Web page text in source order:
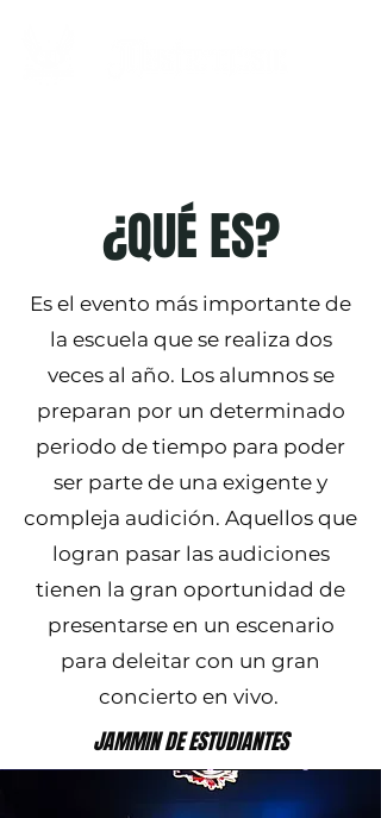
¿QUÉ ES?
Es el evento más importante de
la escuela que se realiza dos
veces al año. Los alumnos se
preparan por un determinado
periodo de tiempo para poder
ser parte de una exigente y
compleja audición. Aquellos que
logran pasar las audiciones
tienen la gran oportunidad de
presentarse en un escenario
para deleitar con un gran
concierto en vivo.
JAMMIN DE ESTUDIANTES